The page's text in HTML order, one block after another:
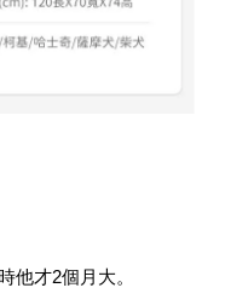
他才2個月大。